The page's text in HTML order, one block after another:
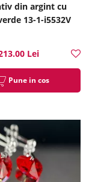
din argint cu
13-1-i5532V
Lei
Pune in cos